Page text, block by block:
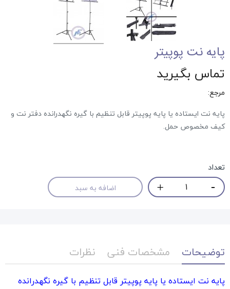
پایه نت پوپیتر
تماس بگیرید
مرجع:
پایه نت ایستاده یا پایه پوپیتر قابل تنظیم با گیره نگهدرانده دفتر نت و
کیف مخصوص حمل.
تعداد
اضافه به سبد
توضیحات مشخصات فنی نظرات
پایه نت ایستاده یا پایه پوپیتر قابل تنظیم با گیره نگهدرانده